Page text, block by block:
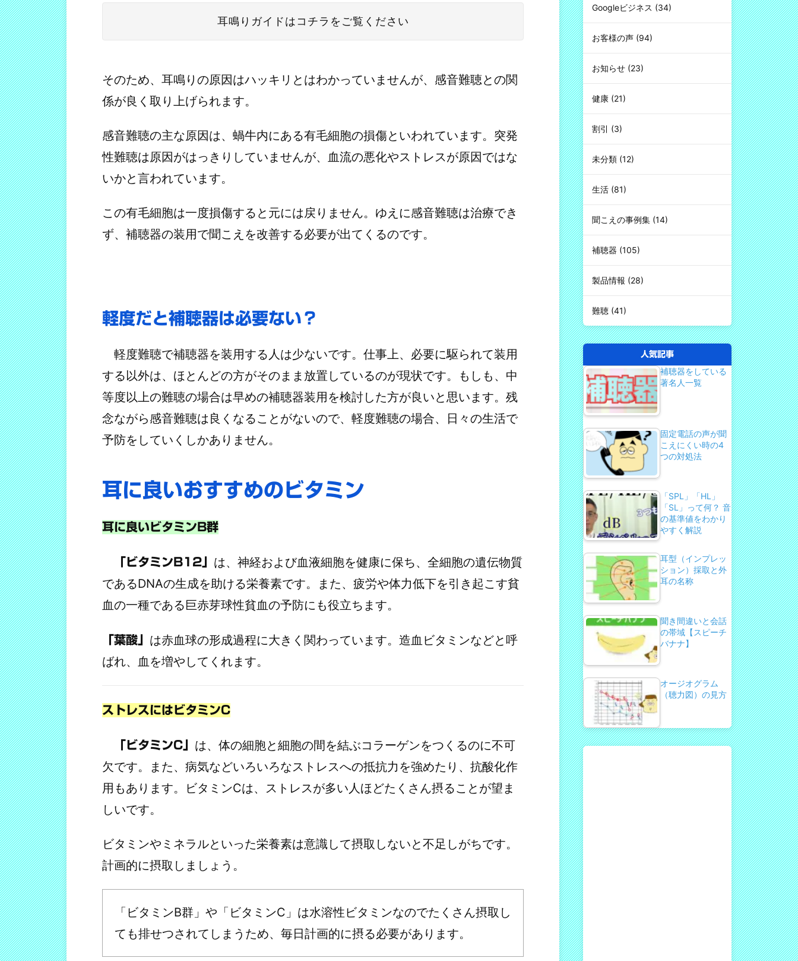
耳鳴りガイドはコチラをご覧ください
そのため、耳鳴りの原因はハッキリとはわかっていませんが、感音難聴との関
係が良く取り上げられます。
感音難聴の主な原因は、蝸牛内にある有毛細胞の損傷といわれています。突発
性難聴は原因がはっきりしていませんが、血流の悪化やストレスが原因ではな
いかと言われています。
この有毛細胞は一度損傷すると元には戻りません。ゆえに感音難聴は治療でき
ず、補聴器の装用で聞こえを改善する必要が出てくるのです。
軽度だと補聴器は必要ない？
軽度難聴で補聴器を装用する人は少ないです。仕事上、必要に駆られて装用
する以外は、ほとんどの方がそのまま放置しているのが現状です。もしも、中
等度以上の難聴の場合は早めの補聴器装用を検討した方が良いと思います。 残
念ながら感音難聴は良くなることがないので、軽度難聴の場合、日々の生活で
予防をしていくしかありません。
耳に良いおすすめのビタミン
耳に良いビタミンB群
「ビタミンB12」 は、神経および血液細胞を健康に保ち、全細胞の遺伝物質
であるDNAの生成を助ける栄養素です。また、疲労や体力低下を引き起こす貧
血の一種である巨赤芽球性貧血の予防にも役立ちます。
「葉酸」 は赤血球の形成過程に大きく関わっています。 造血ビタミンなどと呼
ばれ、血を増やしてくれます。
ストレスにはビタミンC
「ビタミンC」 は、体の細胞と細胞の間を結ぶコラーゲンをつくるのに不可
欠です。また、病気などいろいろなストレスへの抵抗力を強めたり、抗酸化作
用もあります。
ビタミンCは、ストレスが多い人ほどたくさん摂ることが望ま
しいです。
ビタミンやミネラルといった栄養素は意識して摂取しないと不足しがちです。
計画的に摂取しましょう。
「ビタミンB群」や「ビタミンC」は水溶性ビタミンなのでたくさん摂取し
ても排せつされてしまうため、毎日計画的に摂る必要があります。
Googleビジネス (34)
お客様の声 (94)
お知らせ (23)
健康 (21)
割引 (3)
未分類 (12)
生活 (81)
聞こえの事例集 (14)
補聴器 (105)
製品情報 (28)
難聴 (41)
人気記事
補聴器をしている
著名人一覧
固定電話の声が聞
こえにくい時の4
つの対処法
「SPL」「HL」
「SL」って何？ 音
の基準値をわかり
やすく解説
耳型（インプレッ
ション）採取と外
耳の名称
聞き間違いと会話
の帯域【スピーチ
バナナ】
オージオグラム
（聴力図）の見方